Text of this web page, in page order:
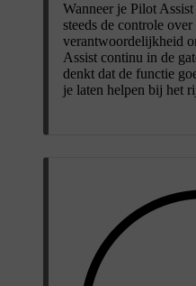
Wanneer je Pilot
steeds de controle
verantwoordelijkheid
Assist continu in de
denkt dat de functie
je laten helpen bij het